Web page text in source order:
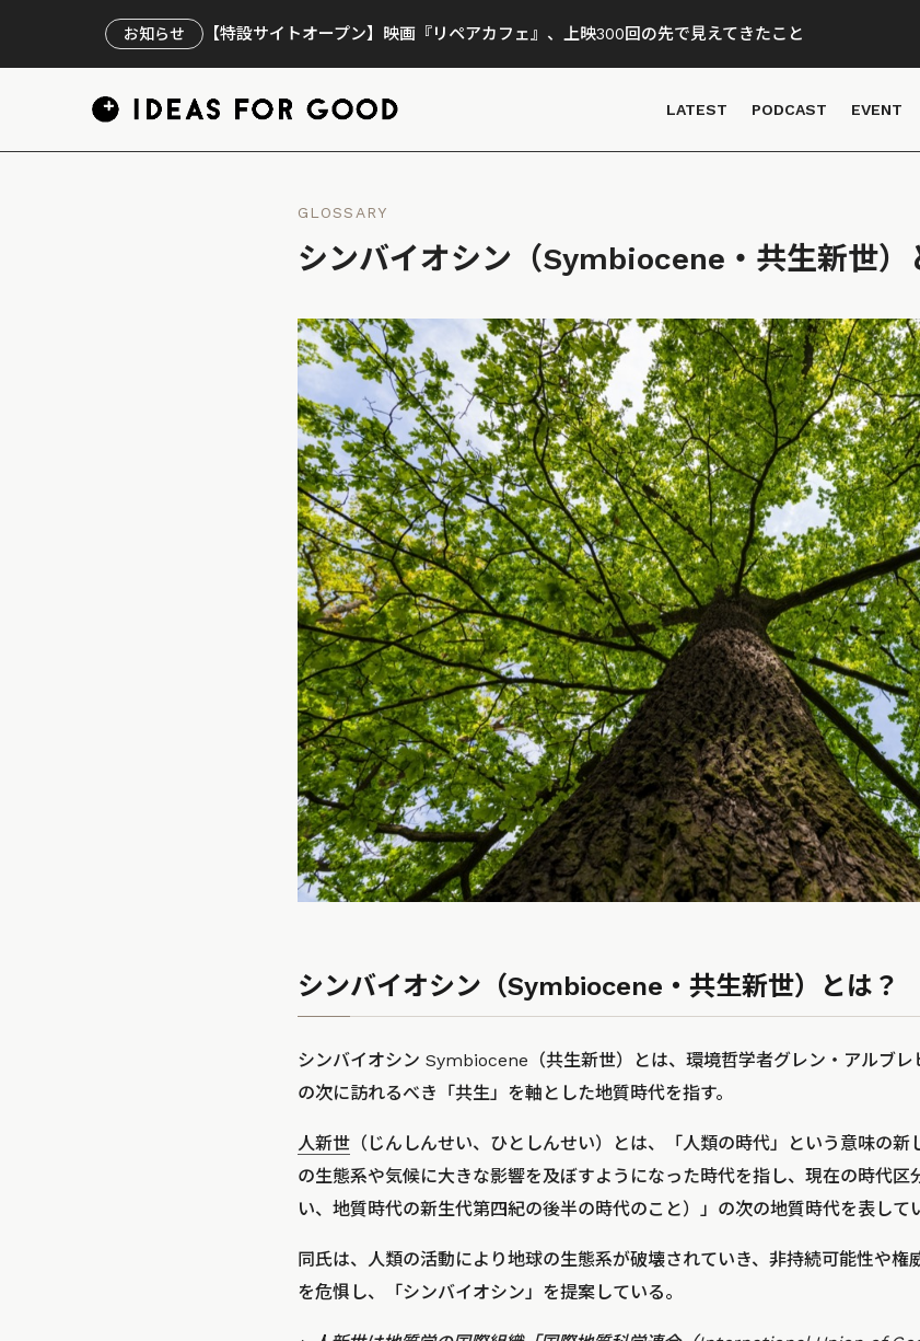
お知らせ 【特設サイトオープン】映画『リペアカフェ』、上映300回の先で見えてきたこと
LATEST PODCAST EVENT
GLOSSARY
シンバイオシン（Symbiocene・共生新世
シンバイオシン（Symbiocene・共生新世）とは？
シンバイオシン Symbiocene（共生新世）とは、環境哲学者グレン・アルブレ
の次に訪れるべき「共生」を軸とした地質時代を指す。
人新世 （じんしんせい、ひとしんせい）とは、「人類の時代」という意味の
の生態系や気候に大きな影響を及ぼすようになった時代を指し、現在の時代区
い、地質時代の新生代第四紀の後半の時代のこと）」の次の地質時代を表して
同氏は、人類の活動により地球の生態系が破壊されていき、非持続可能性や権
を危惧し、「シンバイオシン」を提案している。